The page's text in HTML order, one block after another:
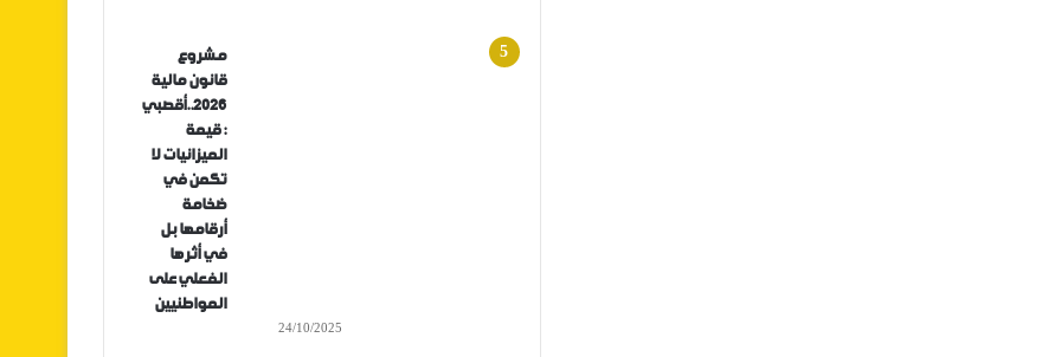
مشروع
قانون مالية
2026..أقصبي
: قيمة
الميزانيات لا
تكمن في
ضخامة
أرقامها بل
في أثرها
الفعلي على
المواطنيين
24/10/2025